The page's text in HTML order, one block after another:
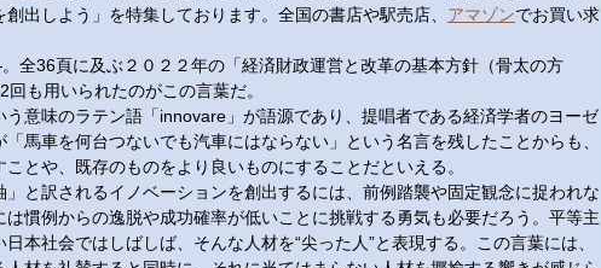
出しよう」を特集しております。全国の書店や駅売店、 アマゾンでお買い求
36頁に及ぶ２０２２年の「経済財政運営と改革の基本方針（骨太の方
も用いられたのがこの言葉だ。
意味のラテン語「innovare」が語源であり、提唱者である経済学者のヨーゼ
馬車を何台つないでも汽車にはならない」という名言を残したことからも、
とや、既存のものをより良いものにすることだといえる。
と訳されるイノベーションを創出するには、前例踏襲や固定観念に捉われな
は慣例からの逸脱や成功確率が低いことに挑戦する勇気も必要だろう。平等主
本社会ではしばしば、そんな人材を“尖った人”と表現する。この言葉には、